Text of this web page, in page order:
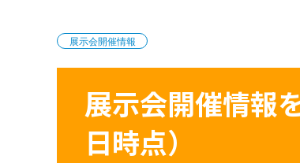
展示会開催情報
展示会開催情報
日時点）